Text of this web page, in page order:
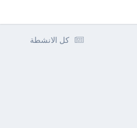
كل الانشطة